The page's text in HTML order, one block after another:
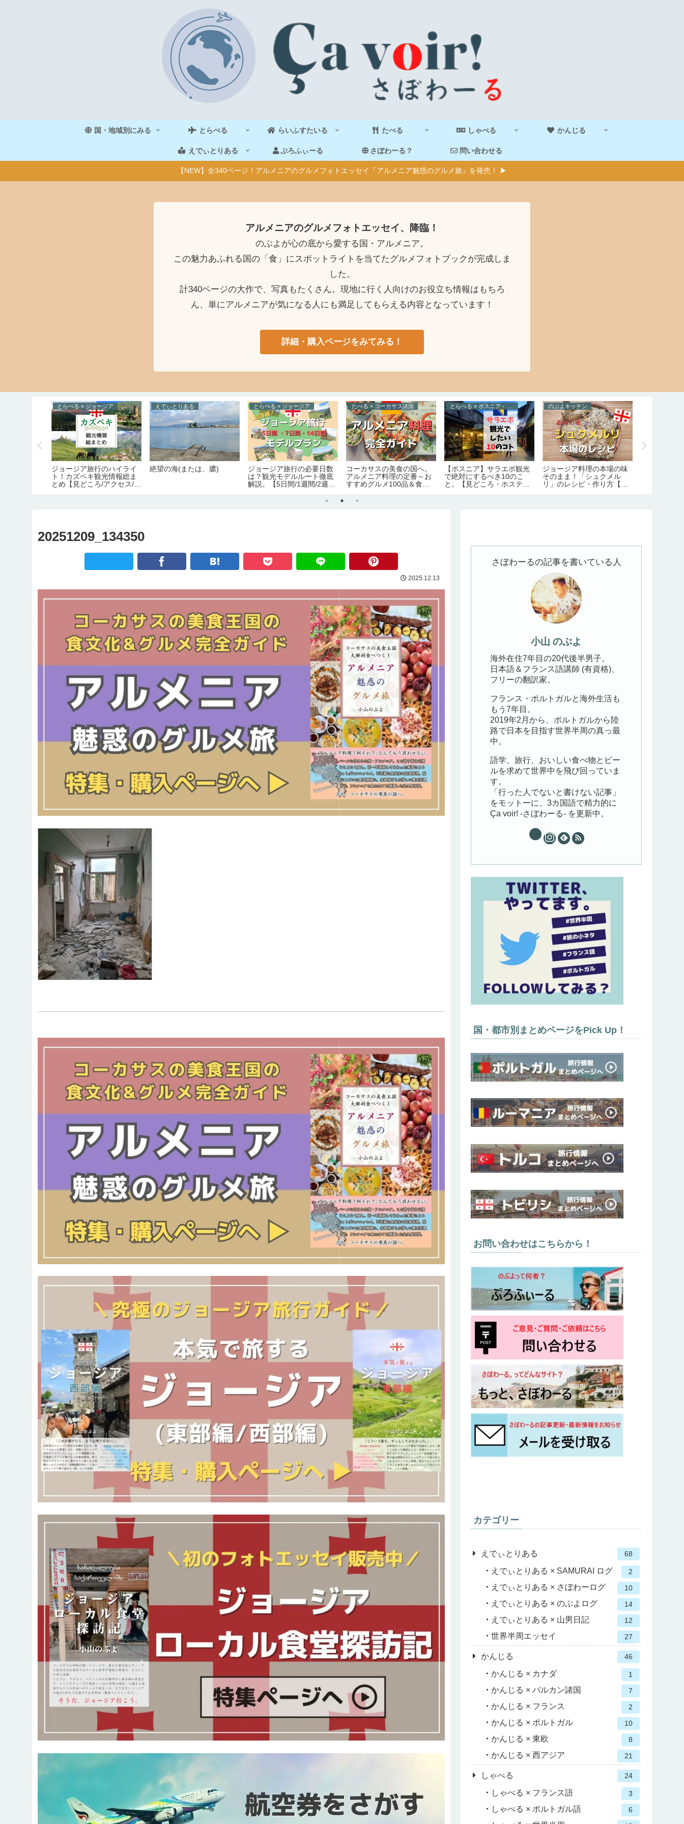
国・地域別にみる とらべる らいふすたいる たべる しゃべる かんじる
えでぃとりある ぷろふぃーる さぼわーる？ 問い合わせる
【NEW】全340ページ！アルメニアのグルメフォトエッセイ『アルメニア魅惑のグルメ旅』を発売！ ▶
アルメニアのグルメフォトエッセイ、降臨！
のぶよが心の底から愛する国・アルメニア。
この魅力あふれる国の「食」にスポットライトを当てたグルメフォトブックが完成しま
した。
計340ページの大作で、写真もたくさん。現地に行く人向けのお役立ち情報はもちろ
ん、単にアルメニアが気になる人にも満足してもらえる内容となっています！
詳細・購入ページをみてみる！
とらべる × ジョージア
ジョージア旅行のハイライ
ト！カズベキ観光情報総ま
とめ【見どころ/アクセス/必
えでぃとりある
絶望の海(または、膿)
とらべる × ジョージア
ジョージア旅行の必要日数
は？観光モデルルート徹底
解説。【5日間/1週間/2週
たべる × コーカサス諸国
コーカサスの美食の国へ。
アルメニア料理の定番～お
すすめグルメ100品＆食文
【ボスニア】サラエボ観光
で絶対にするべき10のこ
と。【見どころ・ホステル
のぶよキッチン
ジョージア料理の本場の味
そのまま！「シュクメル
リ」のレシピ・作り方【の
20251209_134350
2025.12.13
さぼわーるの記事を書いている人
小山 のぶよ
海外在住7年目の20代後半男子。
日本語＆フランス語講師 (有資格)、
フリーの翻訳家。
フランス・ポルトガルと海外生活も
もう7年目。
2019年2月から、ポルトガルから陸
路で日本を目指す世界半周の真っ最
中。
語学、旅行、おいしい食べ物とビー
ルを求めて世界中を飛び回っていま
す。
「行った人でないと書けない記事」
をモットーに、3カ国語で精力的に
Ça voir! -さぼわーる- を更新中。
国・都市別まとめページをPick Up！
お問い合わせはこちらから！
カテゴリー
えでぃとりある 68
えでぃとりある × SAMURAI ログ 2
えでぃとりある × さぼわーログ 10
えでぃとりある × のぶよログ 14
えでぃとりある × 山男日記 12
世界半周エッセイ 27
かんじる 46
かんじる × カナダ 1
かんじる × バルカン諸国 7
かんじる × フランス 2
かんじる × ポルトガル 10
かんじる × 東欧 8
かんじる × 西アジア 21
しゃべる 24
しゃべる × フランス語 3
しゃべる × ポルトガル語 6